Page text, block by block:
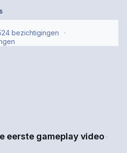
bezichtigingen
eerste gameplay video ·